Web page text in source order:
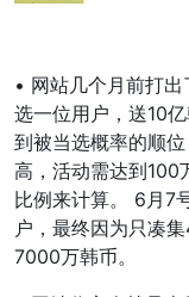
• 网站几个月前打
选一位用户，送10
到被当选概率的顺
高，活动需达到100
比例来计算。 6月7
户，最终因为只凑
7000万韩币。